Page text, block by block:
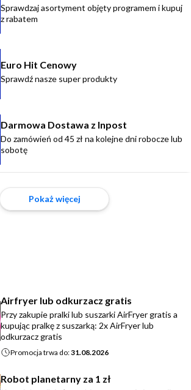
Sprawdzaj asortyment objęty programem i kupuj
z rabatem
Euro Hit Cenowy
Sprawdź nasze super produkty
Darmowa Dostawa z Inpost
Do zamówień od 45 zł na kolejne dni robocze lub
sobotę
Pokaż więcej
Airfryer lub odkurzacz gratis
Przy zakupie pralki lub suszarki AirFryer gratis a
kupując pralkę z suszarką: 2x AirFryer lub
odkurzacz gratis
Promocja trwa do:31.08.2026
Robot planetarny za 1 zł